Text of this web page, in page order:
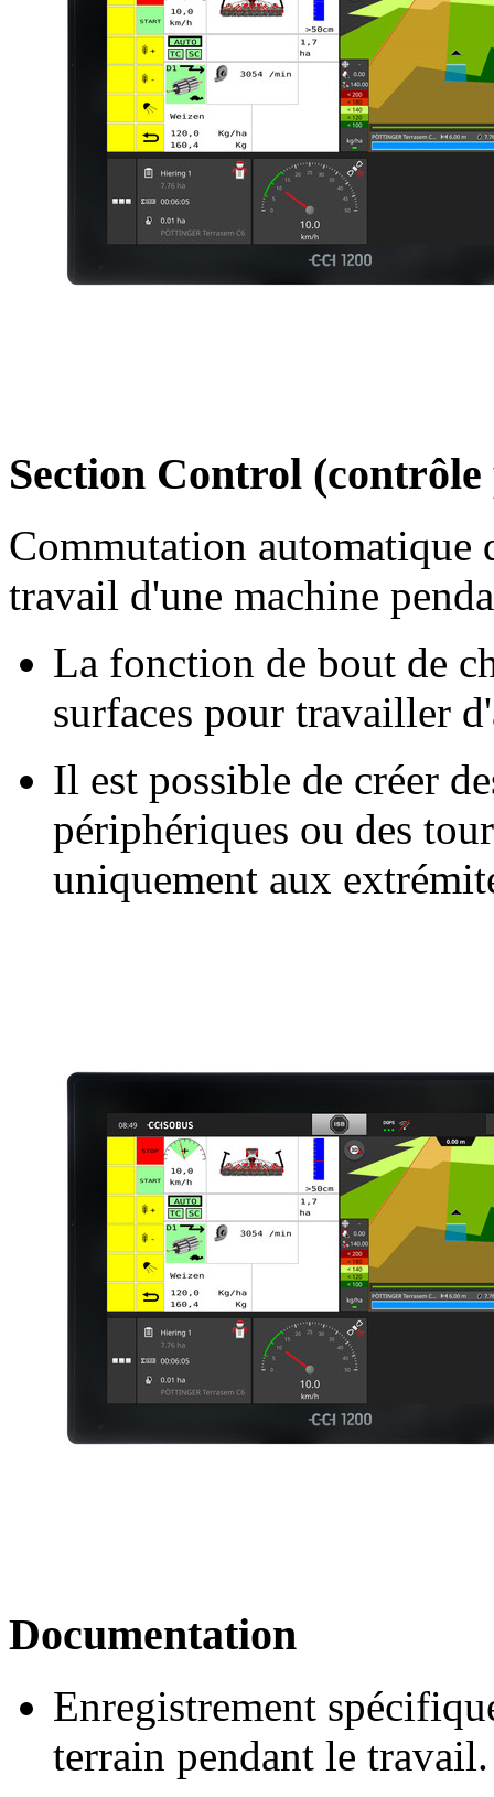
Section Control
Commutation automatique
travail d'une machine
La fonction de bout de
surfaces pour travailler
Il est possible de créer
périphériques ou des
uniquement aux
Documentation
Enregistrement
terrain pendant le travail.